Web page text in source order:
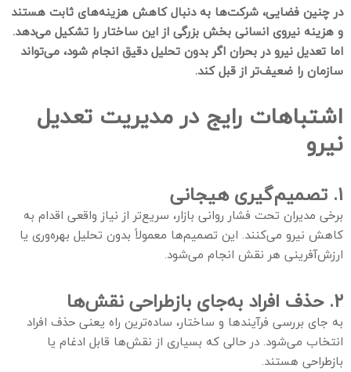
در چنین فضایی، شرکت‌ها به دنبال کاهش هزینه‌های ثابت هستند
و هزینه نیروی انسانی بخش بزرگی از این ساختار را تشکیل می‌دهد.
اما تعدیل نیرو در بحران اگر بدون تحلیل دقیق انجام شود، می‌تواند
سازمان را ضعیف‌تر از قبل کند.
اشتباهات رایج در مدیریت تعدیل
نیرو
۱. تصمیم‌گیری هیجانی
برخی مدیران تحت فشار روانی بازار، سریع‌تر از نیاز واقعی اقدام به
کاهش نیرو می‌کنند. این تصمیم‌ها معمولاً بدون تحلیل بهره‌وری یا
ارزش‌آفرینی هر نقش انجام می‌شود.
۲. حذف افراد به‌جای بازطراحی نقش‌ها
به جای بررسی فرآیندها و ساختار، ساده‌ترین راه یعنی حذف افراد
انتخاب می‌شود. در حالی که بسیاری از نقش‌ها قابل ادغام یا
بازطراحی هستند.